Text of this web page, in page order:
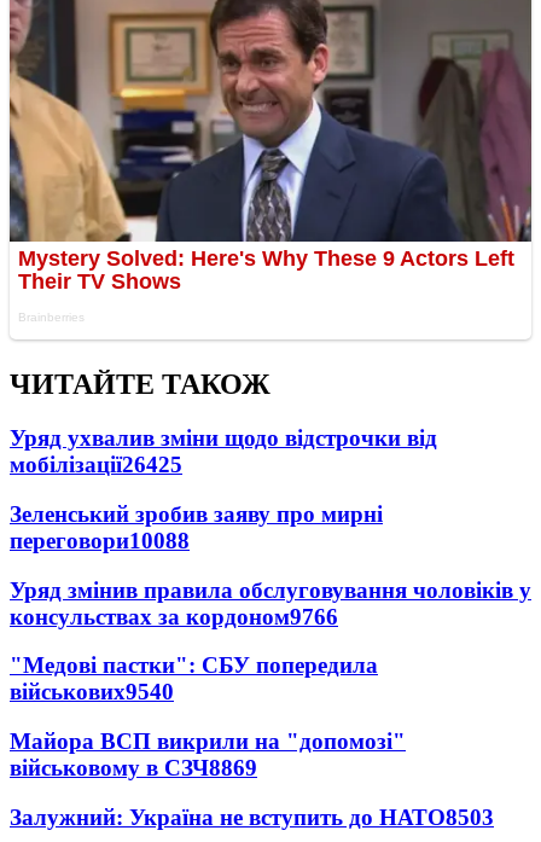
ЧИТАЙТЕ ТАКОЖ
Уряд ухвалив зміни щодо відстрочки від
мобілізації26425
Зеленський зробив заяву про мирні
переговори10088
Уряд змінив правила обслуговування чоловіків у
консульствах за кордоном9766
"Медові пастки": СБУ попередила
військових9540
Майора ВСП викрили на "допомозі"
військовому в СЗЧ8869
Залужний: Україна не вступить до НАТО8503